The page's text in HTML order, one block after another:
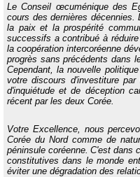
Le Conseil œcuménique des
cours des dernières décennies.
la paix et la prospérité
successifs a contribué à
la coopération intercoréenne
progrès sans précédents dans
Cependant, la nouvelle
votre discours d'investiture
d'inquiétude et de déception
récent par les deux Corée.
Votre Excellence, nous
Corée du Nord comme de
péninsule coréenne. C'est dans
constitutives dans le monde
éviter une dégradation des